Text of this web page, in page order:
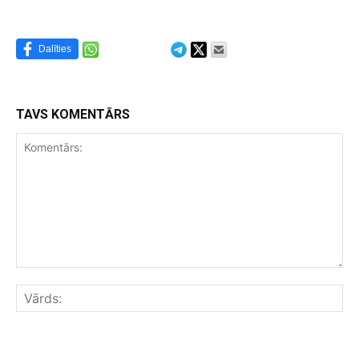
Dalīties
TAVS KOMENTĀRS